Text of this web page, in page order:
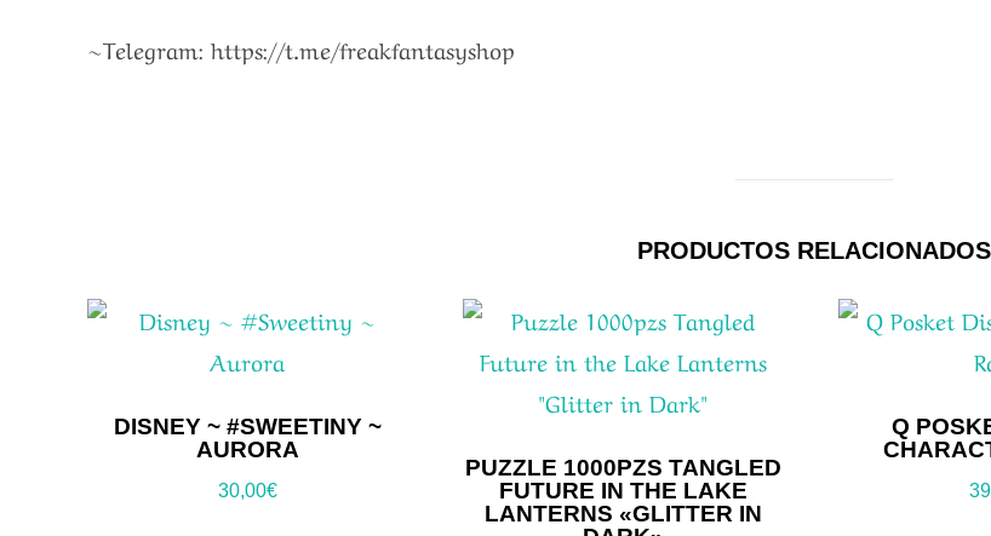
~Telegram: https://t.me/freakfantasyshop
PRODUCTOS RELACIONADOS
DISNEY ~ #SWEETINY ~
AURORA
30,00€
PUZZLE 1000PZS TANGLED
FUTURE IN THE LAKE
LANTERNS «GLITTER IN
Q